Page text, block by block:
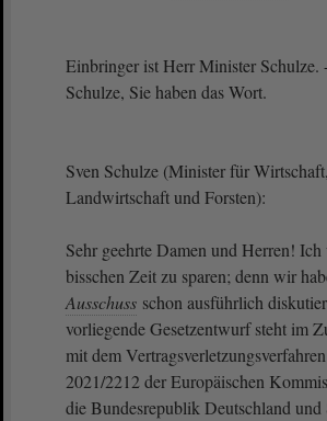
Einbringer ist Herr Minister Schulze.
Schulze, Sie haben das Wort.
Sven Schulze (Minister für
Landwirtschaft und Forsten):
Sehr geehrte Damen und Herren! Ich
bisschen Zeit zu sparen; denn wir
Ausschuss schon ausführlich
vorliegende Gesetzentwurf steht im
mit dem
2021/2212 der Europäischen
die Bundesrepublik Deutschland und